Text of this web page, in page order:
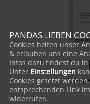
Ihre
PANDAS LIEBEN
Cookies helfen unser
& erlauben uns eine
Infos dazu findest du
Unter Einstellungen
Cookies gesetzt
entsprechenden Link
widerrufen.